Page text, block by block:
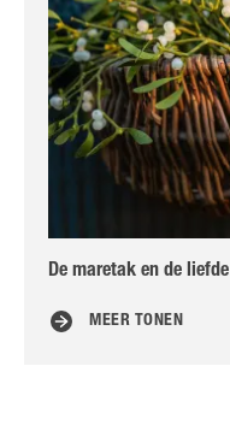
De maretak en de liefde
MEER TONEN